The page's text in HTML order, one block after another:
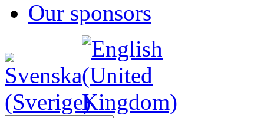
Our sponsors